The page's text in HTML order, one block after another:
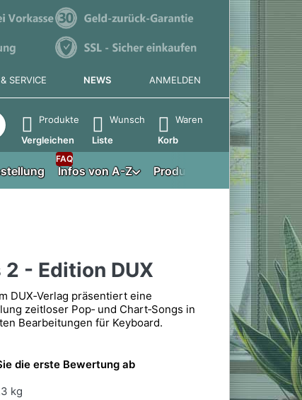
SERVICE NEWS ANMELDEN
Eingabetaste, um alle Ergebnisse aufzurufen.
Produkte
Vergleichen
Wunsch
Liste
Waren
Korb
Infos von A-Z
FAQ
Produktberater
- Edition DUX
DUX‑Verlag präsentiert eine
zeitloser Pop‑ und Chart‑Songs in
Bearbeitungen für Keyboard.
die erste Bewertung ab
kg